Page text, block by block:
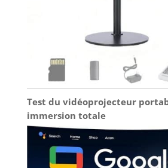
180° et vous permet de
convenance pour projeter
plafond. De plus, un trou de vis
prévu à sa base, ce qui permet
trépied ou de le fixer au
life, links to a 'WOW' world.
sounds of movies with family
conveying happiness. Wowlink
bridge that links to a
Test du vidéoprojecteur
immersion totale